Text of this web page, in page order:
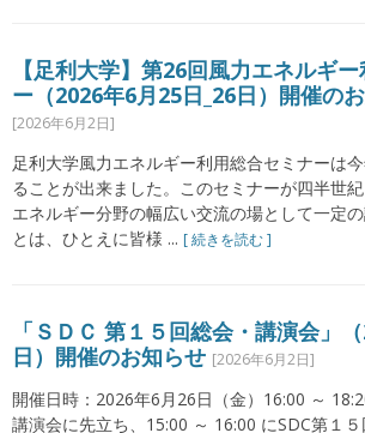
【足利大学】第26回風力エネルギ
ー（2026年6月25日_26日）開催の
[2026年6月2日]
足利大学風力エネルギー利用総合セミナーは
ることが出来ました。このセミナーが四半世
エネルギー分野の幅広い交流の場として一定
とは、ひとえに皆様 ... [ 続きを読む ]
「ＳＤＣ 第１５回総会・講演会」
日）開催のお知らせ [2026年6月2日]
開催日時：2026年6月26日（金）
講演会に先立ち、15:00 ～ 16:00 にSDC第１